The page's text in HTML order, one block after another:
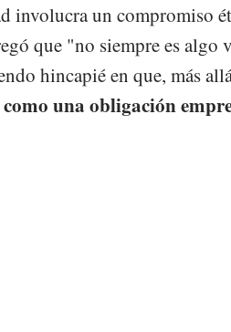
involucra un compromiso
que "no siempre es algo
hincapié en que, más
como una obligación